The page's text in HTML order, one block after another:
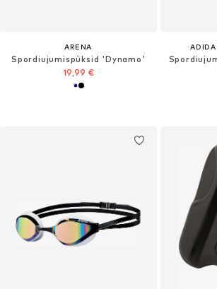
ARENA
Spordiujumispüksid 'Dynamo'
19,99 €